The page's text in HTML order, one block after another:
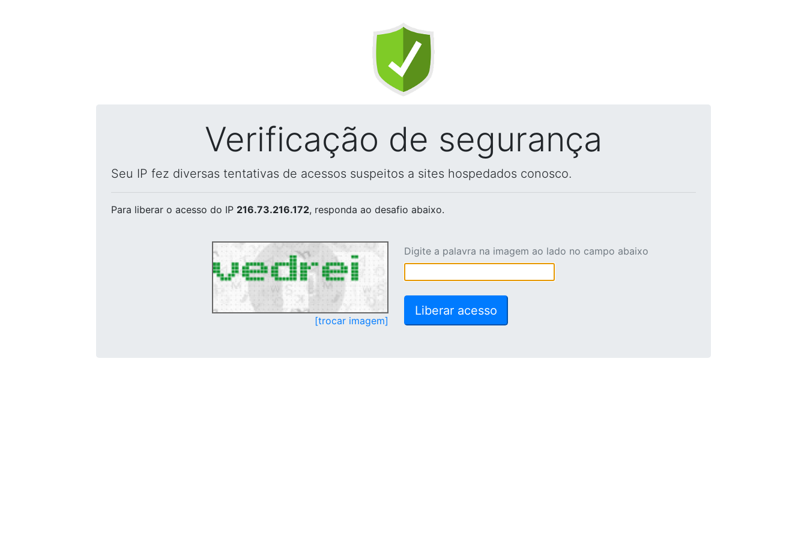
Verificação de segurança
Seu IP fez diversas tentativas de acessos suspeitos a sites hospedados conosco.
Para liberar o acesso do IP 216.73.216.172, responda ao desafio abaixo.
[trocar imagem]
Digite a palavra na imagem ao lado no campo abaixo